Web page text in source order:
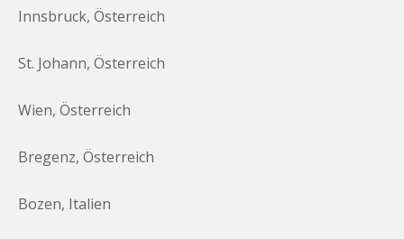
Innsbruck, Österreich
St. Johann, Österreich
Wien, Österreich
Bregenz, Österreich
Bozen, Italien